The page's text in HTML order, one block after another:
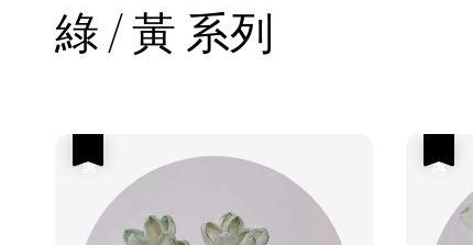
綠 / 黃 系列